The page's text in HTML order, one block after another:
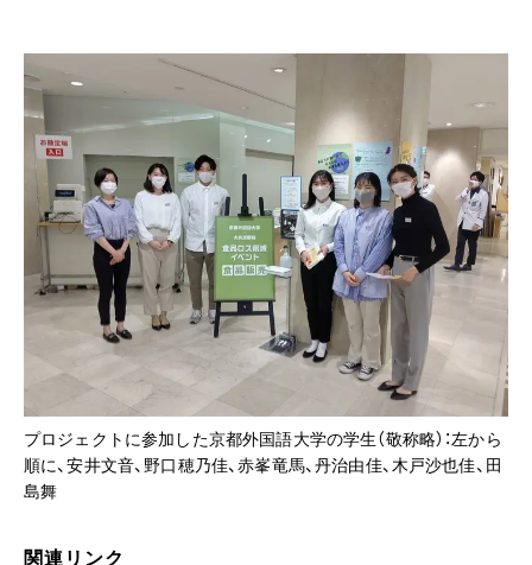
プロジェクトに参加した京都外国語大学の学生（敬称略）：左から
順に、安井文音、野口穂乃佳、赤峯竜馬、丹治由佳、木戸沙也佳、田
島舞
関連リンク